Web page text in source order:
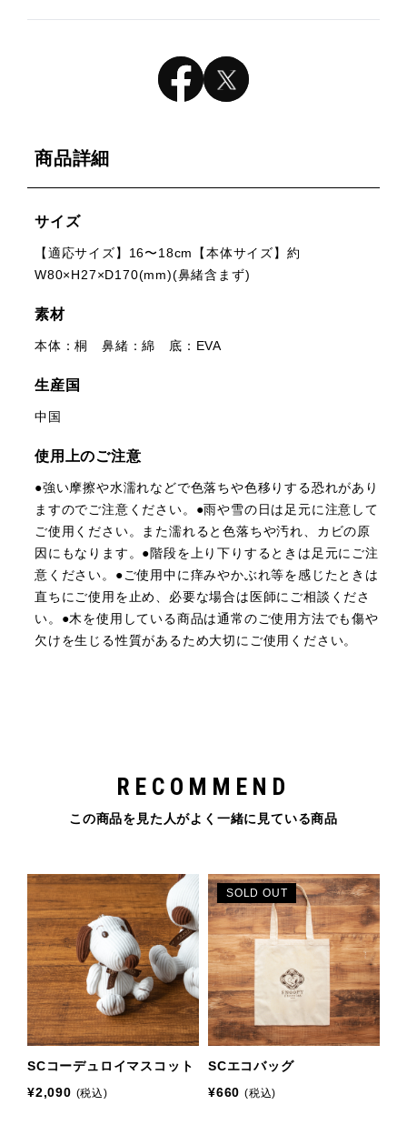
商品詳細
サイズ
【適応サイズ】16〜18cm【本体サイズ】約
W80×H27×D170(mm)(鼻緒含まず)
素材
本体：桐 鼻緒：綿 底：EVA
生産国
中国
使用上のご注意
●強い摩擦や水濡れなどで色落ちや色移りする恐れがあり
ますのでご注意ください。●雨や雪の日は足元に注意して
ご使用ください。また濡れると色落ちや汚れ、カビの原
因にもなります。●階段を上り下りするときは足元にご注
意ください。●ご使用中に痒みやかぶれ等を感じたときは
直ちにご使用を止め、必要な場合は医師にご相談くださ
い。●木を使用している商品は通常のご使用方法でも傷や
欠けを生じる性質があるため大切にご使用ください。
RECOMMEND
この商品を見た人がよく一緒に見ている商品
SCコーデュロイマスコット
¥2,090 (税込)
SOLD OUT
SCエコバッグ
¥660 (税込)